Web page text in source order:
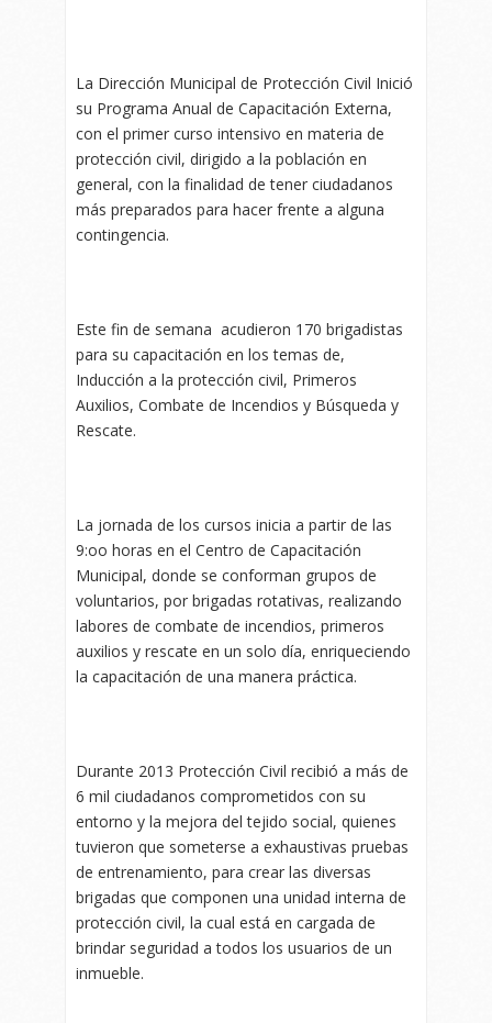
La Dirección Municipal de Protección Civil Inició
su Programa Anual de Capacitación Externa,
con el primer curso intensivo en materia de
protección civil, dirigido a la población en
general, con la finalidad de tener ciudadanos
más preparados para hacer frente a alguna
contingencia.
Este fin de semana acudieron 170 brigadistas
para su capacitación en los temas de,
Inducción a la protección civil, Primeros
Auxilios, Combate de Incendios y Búsqueda y
Rescate.
La jornada de los cursos inicia a partir de las
9:oo horas en el Centro de Capacitación
Municipal, donde se conforman grupos de
voluntarios, por brigadas rotativas, realizando
labores de combate de incendios, primeros
auxilios y rescate en un solo día, enriqueciendo
la capacitación de una manera práctica.
Durante 2013 Protección Civil recibió a más de
6 mil ciudadanos comprometidos con su
entorno y la mejora del tejido social, quienes
tuvieron que someterse a exhaustivas pruebas
de entrenamiento, para crear las diversas
brigadas que componen una unidad interna de
protección civil, la cual está en cargada de
brindar seguridad a todos los usuarios de un
inmueble.